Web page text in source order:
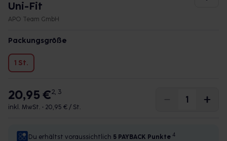
Uni-Fit
APO Team GmbH
Packungsgröße
1 St.
20,95 €2, 3
inkl. MwSt. • 20,95 € / St.
Du erhältst voraussichtlich 5 PAYBACK Punkte 4